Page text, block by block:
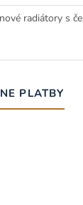
radiátory s
PLATBY